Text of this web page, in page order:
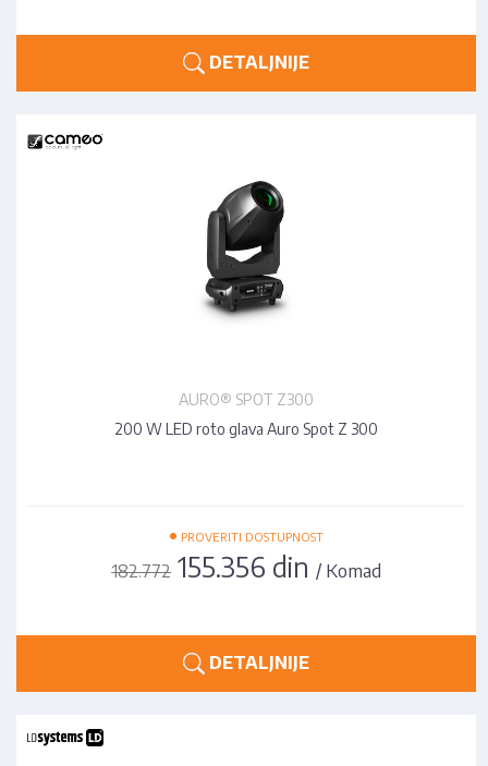
DETALJNIJE
AURO® SPOT Z300
200 W LED roto glava Auro Spot Z 300
• PROVERITI DOSTUPNOST
182.772 155.356 din / Komad
DETALJNIJE